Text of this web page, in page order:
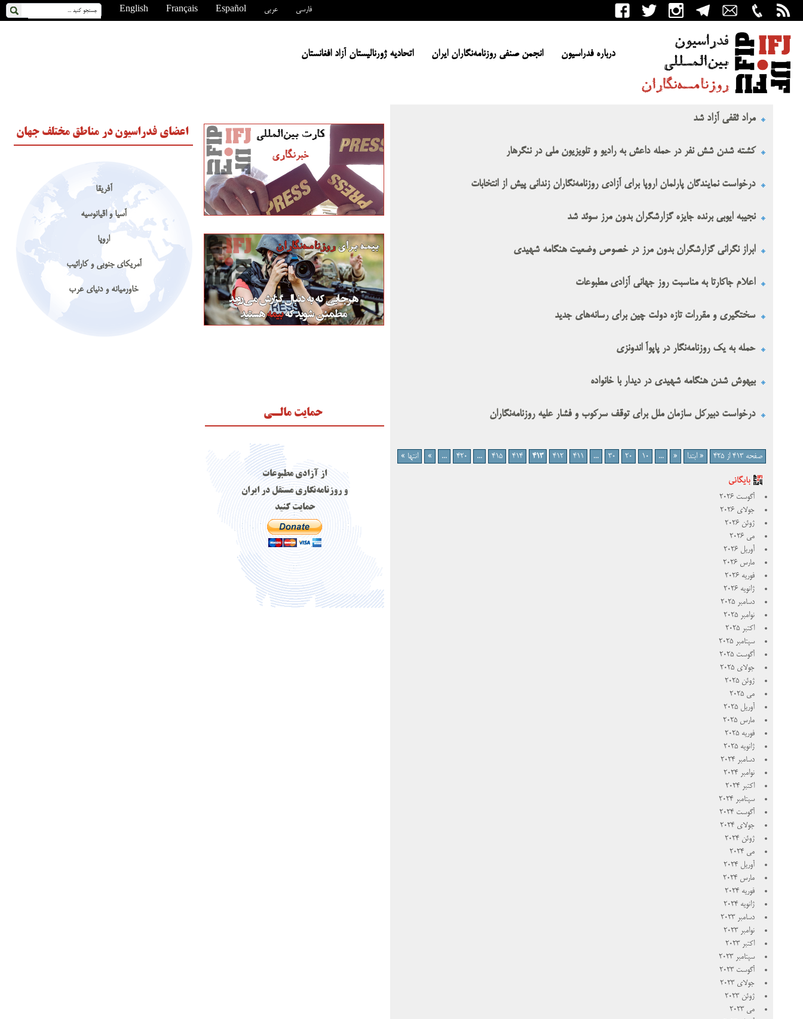
English Français Español عربی فارسی
درباره فدراسیون انجمن صنفی روزنامه‌نگاران ایران اتحادیه ژورنالیستان آزاد افغانستان
مراد ثقفى آزاد شد
کشته شدن شش نفر در حمله داعش به رادیو و تلویزیون ملی در ننگرهار
درخواست نمایندگان پارلمان اروپا برای آزادی روزنامه‌نگاران زندانی پیش از انتخابات
نجیبه ایوبی برنده جایزه گزارشگران بدون مرز سوئد شد
ابراز نگرانی گزارشگران بدون مرز در خصوص وضعیت هنگامه شهیدی
اعلام جاکارتا به مناسبت روز جهانی آزادی مطبوعات
سختگیری و مقررات تازه دولت چین برای رسانه‌های جدید
حمله به یک روزنامه‌نگار در پاپوآ اندونزی
بیهوش شدن هنگامه شهیدی در دیدار با خانواده
درخواست دبیرکل سازمان ملل برای توقف سرکوب و فشار علیه روزنامه‌نگاران
صفحه 413 از 425 « ابتدا «
...
10
20
30
...
411
412
413
414
415
...
420
...
» انتها »
آگوست 2026
جولای 2026
ژوئن 2026
می 2026
آوریل 2026
مارس 2026
فوریه 2026
ژانویه 2026
دسامبر 2025
نوامبر 2025
اکتبر 2025
سپتامبر 2025
آگوست 2025
جولای 2025
ژوئن 2025
می 2025
آوریل 2025
مارس 2025
فوریه 2025
ژانویه 2025
دسامبر 2024
نوامبر 2024
اکتبر 2024
سپتامبر 2024
آگوست 2024
جولای 2024
ژوئن 2024
می 2024
آوریل 2024
مارس 2024
فوریه 2024
ژانویه 2024
دسامبر 2023
نوامبر 2023
اکتبر 2023
سپتامبر 2023
آگوست 2023
جولای 2023
ژوئن 2023
می 2023
اعضای فدراسیون در مناطق مختلف جهان
آفریقا
آسیا و اقیانوسیه
اروپا
آمریکای جنوبی و کارائیب
خاورمیانه و دنیای عرب
حمایت مالـی
از آزادی مطبوعات
و روزنامه‌نگاری مستقل در ایران
حمایت کنید